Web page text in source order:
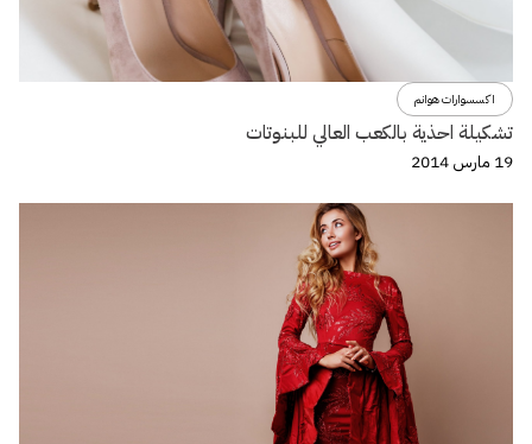
اكسسوارات هوانم
تشكيلة احذية بالكعب العالي للبنوتات
19 مارس 2014